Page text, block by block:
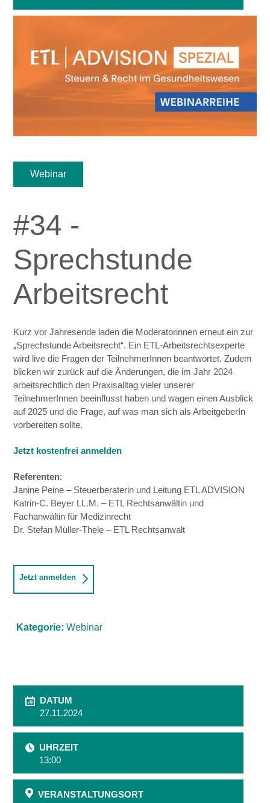
Webinar
#34 -
Sprechstunde
Arbeitsrecht
Kurz vor Jahresende laden die Moderatorinnen erneut ein zur
„Sprechstunde Arbeitsrecht“. Ein ETL-Arbeitsrechtsexperte
wird live die Fragen der TeilnehmerInnen beantwortet. Zudem
blicken wir zurück auf die Änderungen, die im Jahr 2024
arbeitsrechtlich den Praxisalltag vieler unserer
TeilnehmerInnen beeinflusst haben und wagen einen Ausblick
auf 2025 und die Frage, auf was man sich als ArbeitgeberIn
vorbereiten sollte.
Jetzt kostenfrei anmelden
Referenten:
Janine Peine – Steuerberaterin und Leitung ETL ADVISION
Katrin-C. Beyer LL.M. – ETL Rechtsanwältin und
Fachanwältin für Medizinrecht
Dr. Stefan Müller-Thele – ETL Rechtsanwalt
Jetzt anmelden
Kategorie: Webinar
DATUM
27.11.2024
UHRZEIT
13:00
VERANSTALTUNGSORT